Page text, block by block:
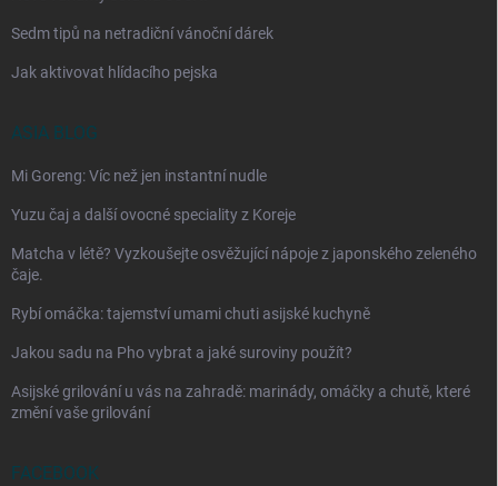
Sedm tipů na netradiční vánoční dárek
Jak aktivovat hlídacího pejska
ASIA BLOG
Mi Goreng: Víc než jen instantní nudle
Yuzu čaj a další ovocné speciality z Koreje
Matcha v létě? Vyzkoušejte osvěžující nápoje z japonského zeleného
čaje.
Rybí omáčka: tajemství umami chuti asijské kuchyně
Jakou sadu na Pho vybrat a jaké suroviny použít?
Asijské grilování u vás na zahradě: marinády, omáčky a chutě, které
změní vaše grilování
FACEBOOK